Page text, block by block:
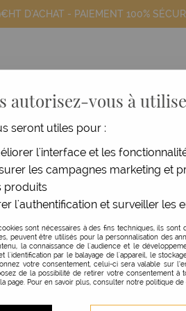
D'ACHAT - PAIEMENT 100%
Boy
dans nos magasins
appelant notre service client
quelques offres disponibles
autorisez-vous à
seront utiles pour :
l'interface et les
les campagnes marketing et
produits
l'authentification et surveiller les
sont nécessaires à des fins techniques, ils sont
peuvent être utilisés pour la personnalisation des
la connaissance de l'audience et le
l'identification par le balayage de l'appareil, le
votre consentement, celui-ci sera valable sur
de la possibilité de retirer votre consentement
page. Pour en savoir plus, consulter notre politique de